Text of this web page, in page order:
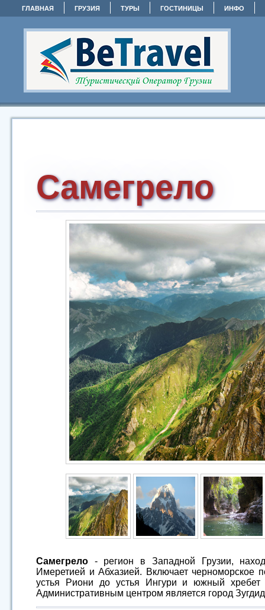
ГЛАВНАЯ ГРУЗИЯ ТУРЫ ГОСТИНИЦЫ ИНФО
Самегрело
Самегрело - регион в Западной Грузии,
Имеретией и Абхазией. Включает черноморское
устья Риони до устья Ингури и южный хребет
Административным центром является город